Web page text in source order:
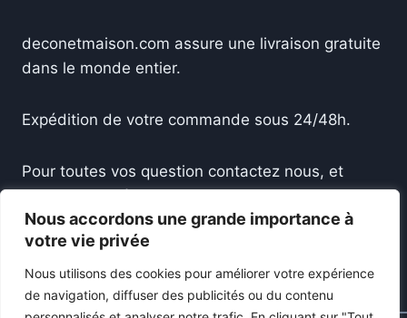
Nous accordons une grande importance à
votre vie privée
Nous utilisons des cookies pour améliorer votre expérience
de navigation, diffuser des publicités ou du contenu
deconetmaison.com assure une livraison gratuite
dans le monde entier.
Expédition de votre commande sous 24/48h.
Pour toutes vos question contactez nous, et
recevez une réponse sous 24h.
Accueil Boutique À Propos Contact